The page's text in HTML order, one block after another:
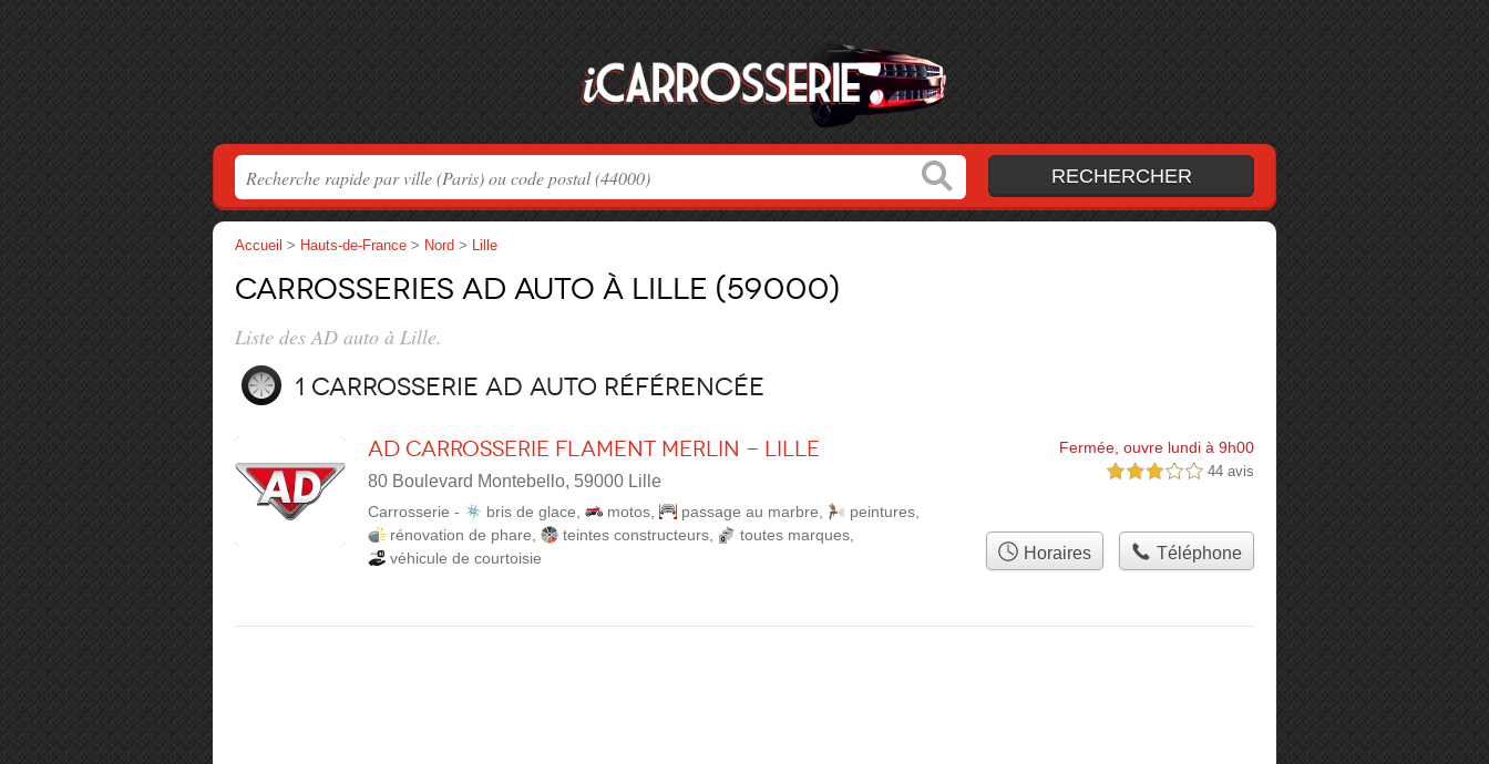
Accueil > Hauts-de-France > Nord > Lille
Carrosseries AD auto à Lille (59000)
Liste des AD auto à Lille.
1 carrosserie AD auto référencée
AD Carrosserie FLAMENT MERLIN - LILLE
80 Boulevard Montebello, 59000 Lille
Fermée, ouvre lundi à 9h00
3,0 étoiles sur 5 44 avis
Carrosserie - bris de glace motos passage au marbre peintures
rénovation de phare
teintes constructeurs toutes marques
véhicule de courtoisie
Horaires Téléphone